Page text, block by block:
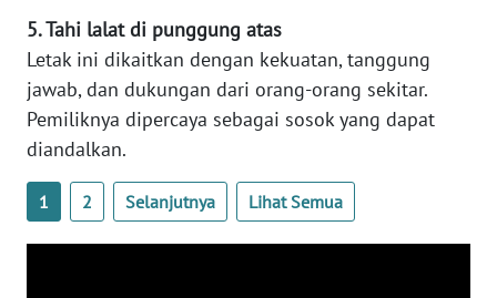
5. Tahi lalat di punggung atas
Letak ini dikaitkan dengan kekuatan, tanggung
jawab, dan dukungan dari orang-orang sekitar.
Pemiliknya dipercaya sebagai sosok yang dapat
diandalkan.
1 2 Selanjutnya Lihat Semua
WN
WN
SERAMBI
WN
JAMBI